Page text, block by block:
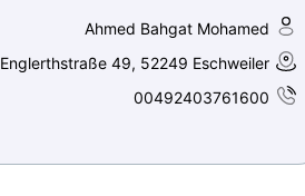
Ahmed Bahgat Mohamed
Englerthstraße 49, 52249 Eschweiler
00492403761600